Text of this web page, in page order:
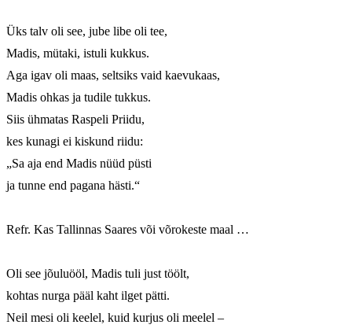
Üks talv oli see, jube libe oli tee,
Madis, mütaki, istuli kukkus.
Aga igav oli maas, seltsiks vaid kaevukaas,
Madis ohkas ja tudile tukkus.
Siis ühmatas Raspeli Priidu,
kes kunagi ei kiskund riidu:
„Sa aja end Madis nüüd püsti
ja tunne end pagana hästi.“
Refr. Kas Tallinnas Saares või võrokeste maal …
Oli see jõuluööl, Madis tuli just töölt,
kohtas nurga pääl kaht ilget pätti.
Neil mesi oli keelel, kuid kurjus oli meelel –